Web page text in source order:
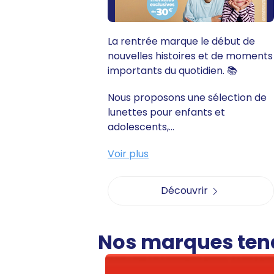
La rentrée marque le début de
nouvelles histoires et de moments
importants du quotidien. 📚
Nous proposons une sélection de
lunettes pour enfants et
adolescents,...
Voir plus
Découvrir
Nos marques